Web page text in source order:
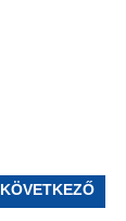
KÖVETKEZŐ